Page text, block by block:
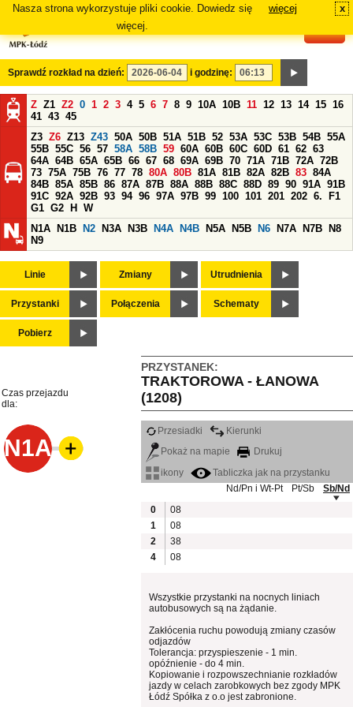
Nasza strona wykorzystuje pliki cookie. Dowiedz się
więcej.
więcej x
Sprawdź rozkład na dzień: i godzinę:
Z Z1 Z2 0 1 2 3 4 5 6 7 8 9 10A 10B 11 12 13 14 15 16
41 43 45
Z3 Z6 Z13 Z43 50A 50B 51A 51B 52 53A 53C 53B 54B 55A
55B 55C 56 57 58A 58B 59 60A 60B 60C 60D 61 62 63
64A 64B 65A 65B 66 67 68 69A 69B 70 71A 71B 72A 72B
73 75A 75B 76 77 78 80A 80B 81A 81B 82A 82B 83 84A
84B 85A 85B 86 87A 87B 88A 88B 88C 88D 89 90 91A 91B
91C 92A 92B 93 94 96 97A 97B 99 100 101 201 202 6.
F1
G1 G2 H
W
N1A
N1B N2 N3A N3B N4A N4B N5A N5B N6 N7A N7B
N8
N9
Linie Zmiany Utrudnienia
Przystanki Połączenia Schematy
Pobierz
PRZYSTANEK:
TRAKTOROWA - ŁANOWA
(1208)
Czas przejazdu
dla:
N1A
Przesiadki
Kierunki
Pokaż na mapie
Drukuj
ikony
Tabliczka jak na przystanku
Nd/Pn i Wt-Pt
Pt/Sb
Sb/Nd
0
08
1
08
2
38
4
08
Wszystkie przystanki na nocnych liniach
autobusowych są na żądanie.
Zakłócenia ruchu powodują zmiany czasów
odjazdów
Tolerancja: przyspieszenie - 1 min.
opóźnienie - do 4 min.
Kopiowanie i rozpowszechnianie rozkładów
jazdy w celach zarobkowych bez zgody MPK
Łódź Spółka z o.o jest zabronione.